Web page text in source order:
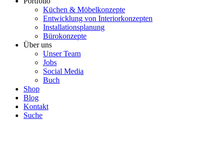
Küchen & Möbelkonzepte
Entwicklung von Interiorkonzepten
Installationsplanung
Bürokonzepte
Über uns
Unser Team
Jobs
Social Media
Buch
Shop
Blog
Kontakt
Suche